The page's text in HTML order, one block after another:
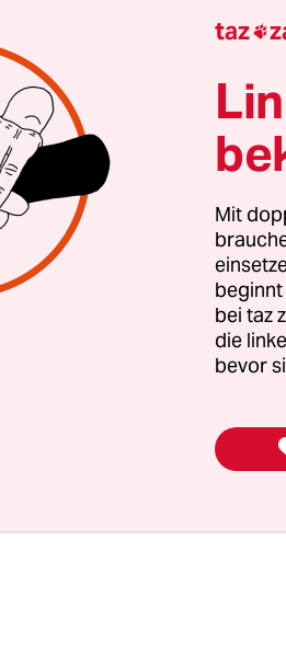
Kritiker des neuen
sein. Wenn Pistorius über
gibt er sich Mühe, die
Es sei ein
und dem
Gefährder
sagt Pistorius
CDU und
Profil zu wahren.
lang auf Pistorius’Posten
taz 
Mit
beginnt
bei taz
die
bevor